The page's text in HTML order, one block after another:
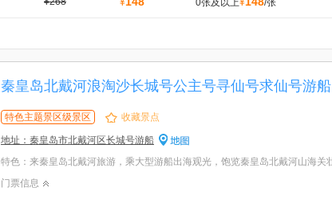
¥ 0张及以上¥ /张
秦皇岛北戴河浪淘沙长城号公主号寻仙号求仙号游船
特色主题景区级景区 收藏景点
地址：秦皇岛市北戴河区长城号游船
门票信息